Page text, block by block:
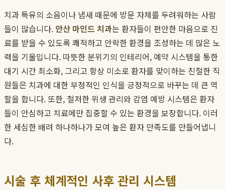
치과 특유의 소음이나 냄새 때문에 방문 자체를 두려워하는 사람
들이 많습니다. 안산 마인드 치과는 환자들이 편안한 마음으로 진
료를 받을 수 있도록 쾌적하고 안락한 환경을 조성하는 데 많은 노
력을 기울입니다. 따뜻한 분위기의 인테리어, 예약 시스템을 통한
대기 시간 최소화, 그리고 항상 미소로 환자를 맞이하는 친절한 직
원들은 치과에 대한 부정적인 인식을 긍정적으로 바꾸는 데 큰 역
할을 합니다. 또한, 철저한 위생 관리와 감염 예방 시스템은 환자
들이 안심하고 치료에만 집중할 수 있는 환경을 보장합니다. 이러
한 세심한 배려 하나하나가 모여 높은 환자 만족도를 만들어냅니
다.
시술 후 체계적인 사후 관리 시스템